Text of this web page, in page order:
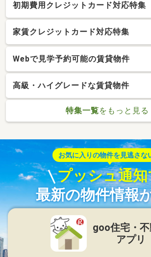
初期費用クレジットカード対応特集
家賃クレジットカード対応特集
Webで見学予約可能の賃貸物件
高級・ハイグレードな賃貸物件
特集一覧をもっと見る
お気に入りの物件を見逃さな
プッシュ通知
最新の物件情報
goo住宅・
アプリ